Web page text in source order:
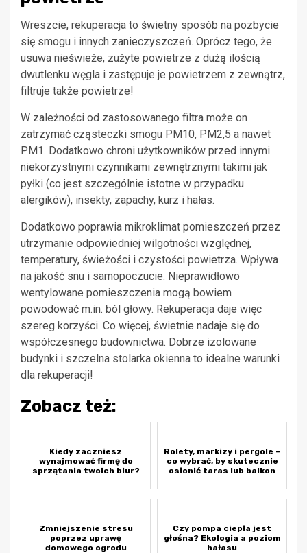
Wreszcie, rekuperacja to świetny sposób na pozbycie
się smogu i innych zanieczyszczeń. Oprócz tego, że
usuwa nieświeże, zużyte powietrze z dużą ilością
dwutlenku węgla i zastępuje je powietrzem z zewnątrz,
filtruje także powietrze!
W zależności od zastosowanego filtra może on
zatrzymać cząsteczki smogu PM10, PM2,5 a nawet
PM1. Dodatkowo chroni użytkowników przed innymi
niekorzystnymi czynnikami zewnętrznymi takimi jak
pyłki (co jest szczególnie istotne w przypadku
alergików), insekty, zapachy, kurz i hałas.
Dodatkowo poprawia mikroklimat pomieszczeń przez
utrzymanie odpowiedniej wilgotności względnej,
temperatury, świeżości i czystości powietrza. Wpływa
na jakość snu i samopoczucie. Nieprawidłowo
wentylowane pomieszczenia mogą bowiem
powodować m.in. ból głowy. Rekuperacja daje więc
szereg korzyści. Co więcej, świetnie nadaje się do
współczesnego budownictwa. Dobrze izolowane
budynki i szczelna stolarka okienna to idealne warunki
dla rekuperacji!
Zobacz też:
Kiedy zaczniesz
wynajmować firmę do
sprzątania twoich biur?
Rolety, markizy i pergole –
co wybrać, by skutecznie
osłonić taras lub balkon
Zmniejszenie stresu
poprzez uprawę
domowego ogrodu
Czy pompa ciepła jest
głośna? Ekologia a poziom
hałasu